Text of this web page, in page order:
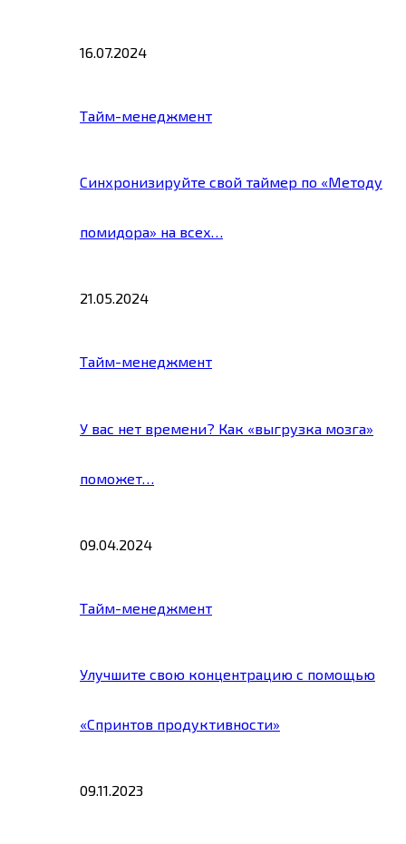
16.07.2024
Тайм-менеджмент
Синхронизируйте свой таймер по «Методу
помидора» на всех…
21.05.2024
Тайм-менеджмент
У вас нет времени? Как «выгрузка мозга»
поможет…
09.04.2024
Тайм-менеджмент
Улучшите свою концентрацию с помощью
«Спринтов продуктивности»
09.11.2023